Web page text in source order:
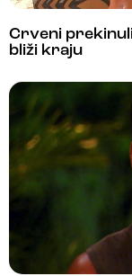
Crveni
bliži kraju